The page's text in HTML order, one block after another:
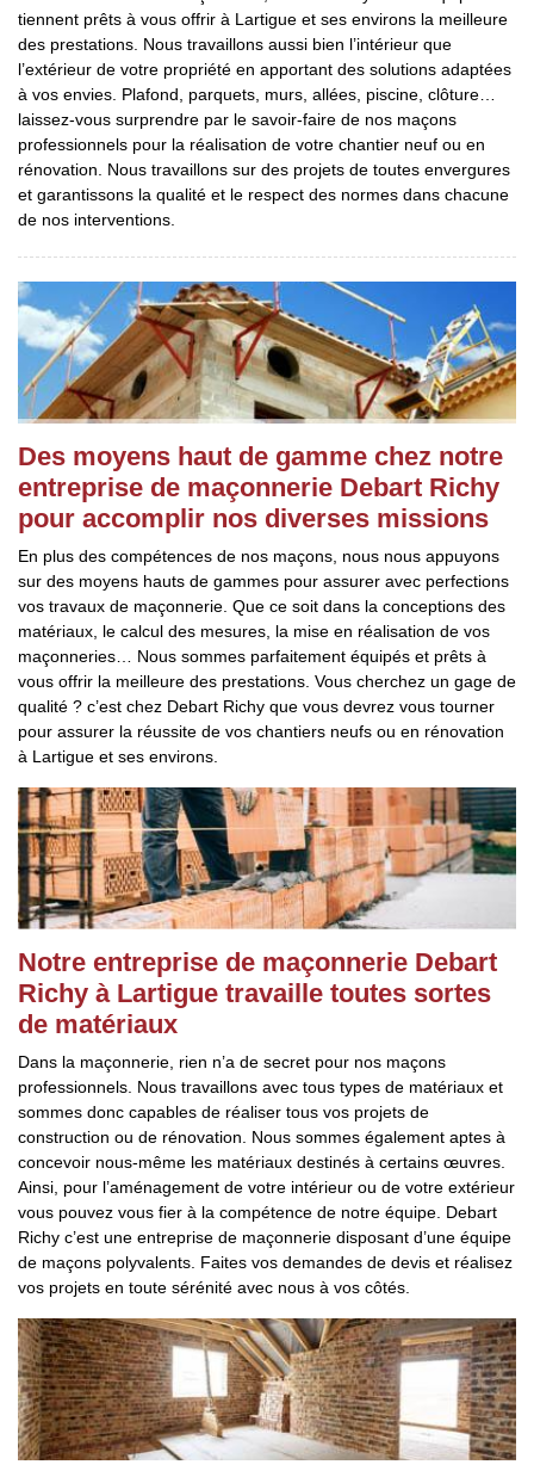
tiennent prêts à vous offrir à Lartigue et ses environs la meilleure
des prestations. Nous travaillons aussi bien l’intérieur que
l’extérieur de votre propriété en apportant des solutions adaptées
à vos envies. Plafond, parquets, murs, allées, piscine, clôture…
laissez-vous surprendre par le savoir-faire de nos maçons
professionnels pour la réalisation de votre chantier neuf ou en
rénovation. Nous travaillons sur des projets de toutes envergures
et garantissons la qualité et le respect des normes dans chacune
de nos interventions.
Des moyens haut de gamme chez notre
entreprise de maçonnerie Debart Richy
pour accomplir nos diverses missions
En plus des compétences de nos maçons, nous nous appuyons
sur des moyens hauts de gammes pour assurer avec perfections
vos travaux de maçonnerie. Que ce soit dans la conceptions des
matériaux, le calcul des mesures, la mise en réalisation de vos
maçonneries… Nous sommes parfaitement équipés et prêts à
vous offrir la meilleure des prestations. Vous cherchez un gage de
qualité ? c’est chez Debart Richy que vous devrez vous tourner
pour assurer la réussite de vos chantiers neufs ou en rénovation
à Lartigue et ses environs.
Notre entreprise de maçonnerie Debart
Richy à Lartigue travaille toutes sortes
de matériaux
Dans la maçonnerie, rien n’a de secret pour nos maçons
professionnels. Nous travaillons avec tous types de matériaux et
sommes donc capables de réaliser tous vos projets de
construction ou de rénovation. Nous sommes également aptes à
concevoir nous-même les matériaux destinés à certains œuvres.
Ainsi, pour l’aménagement de votre intérieur ou de votre extérieur
vous pouvez vous fier à la compétence de notre équipe. Debart
Richy c’est une entreprise de maçonnerie disposant d’une équipe
de maçons polyvalents. Faites vos demandes de devis et réalisez
vos projets en toute sérénité avec nous à vos côtés.